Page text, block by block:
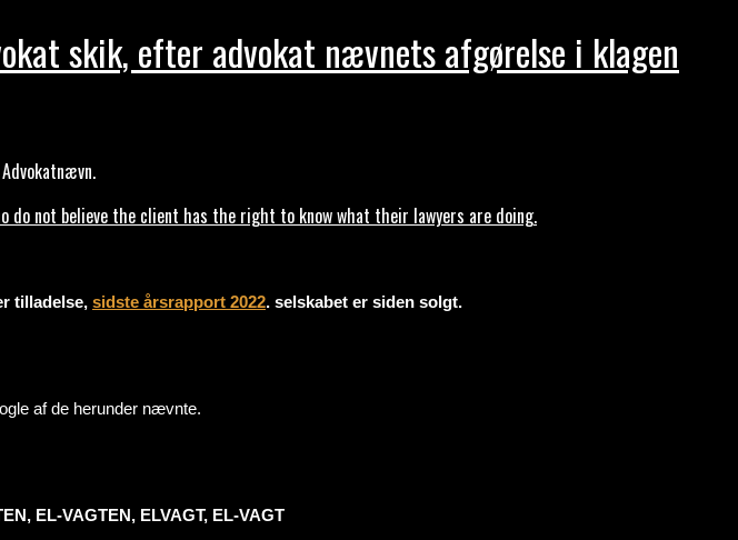
skik, efter advokat nævnets afgørelse i klagen
do not believe the client has the right to know what their lawyers are doing.
tilladelse, sidste årsrapport 2022. selskabet er siden solgt.
af de herunder nævnte.
EL-VAGTEN, ELVAGT, EL-VAGT